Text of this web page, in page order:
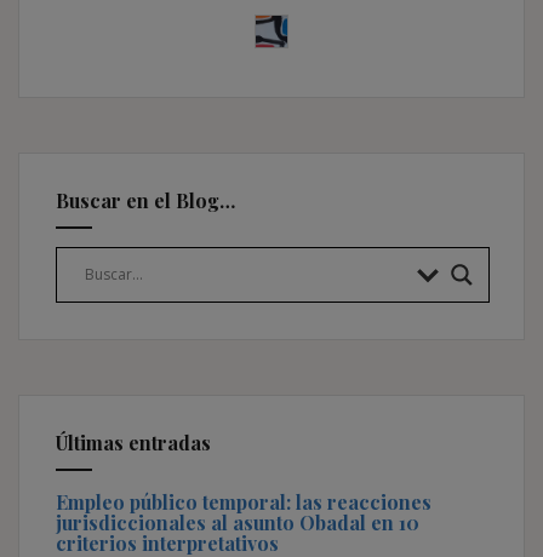
Buscar en el Blog…
Últimas entradas
Empleo público temporal: las reacciones
jurisdiccionales al asunto Obadal en 10
criterios interpretativos